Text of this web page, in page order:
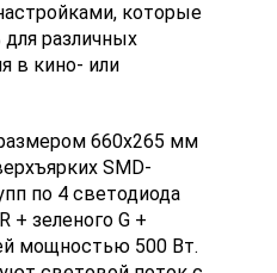
которые
различных
в кино- или
660x265 мм
SMD-
по 4 светодиода
+ зеленого G +
мощностью 500 Вт.